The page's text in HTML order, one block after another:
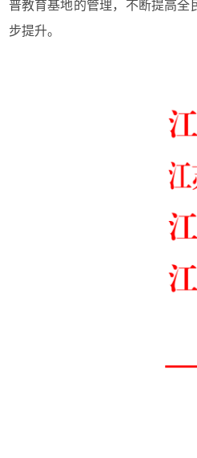
普教育基地的管理，不断提高全
步提升。